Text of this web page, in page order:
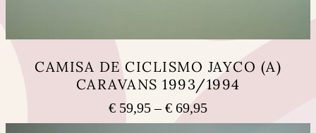
CAMISA DE CICLISMO JAYCO (A)
CARAVANS 1993/1994
€ 59,95 – € 69,95Price
range: